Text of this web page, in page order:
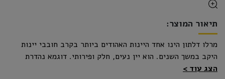
תיאור המוצר:
מרלו דלתון הינו אחד היינות האהודים ביותר בקרב חובבי יינות
היקב במשך השנים. הוא יין נעים, חלק ופירותי. דוגמא נהדרת
לאיכותו של הזן הגדל בארץ ישראל. ענבי המרלו מבית הגידול של
הצג עוד